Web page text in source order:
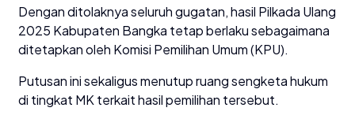
Dengan ditolaknya seluruh gugatan, hasil Pilkada Ulang
2025 Kabupaten Bangka tetap berlaku sebagaimana
ditetapkan oleh Komisi Pemilihan Umum (KPU).
Putusan ini sekaligus menutup ruang sengketa hukum
di tingkat MK terkait hasil pemilihan tersebut.